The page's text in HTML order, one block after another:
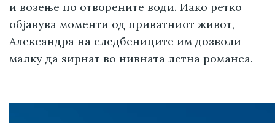
и возење по отворените води. Иако ретко
објавува моменти од приватниот живот,
Александра на следбениците им дозволи
малку да ѕирнат во нивната летна романса.